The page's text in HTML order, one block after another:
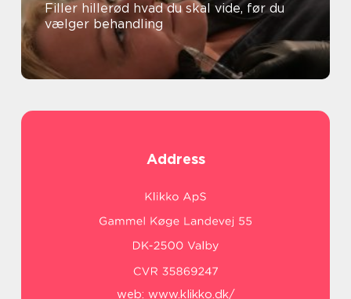
Filler hillerød hvad du skal vide, før du
vælger behandling
Address
web: www.klikko.dk/